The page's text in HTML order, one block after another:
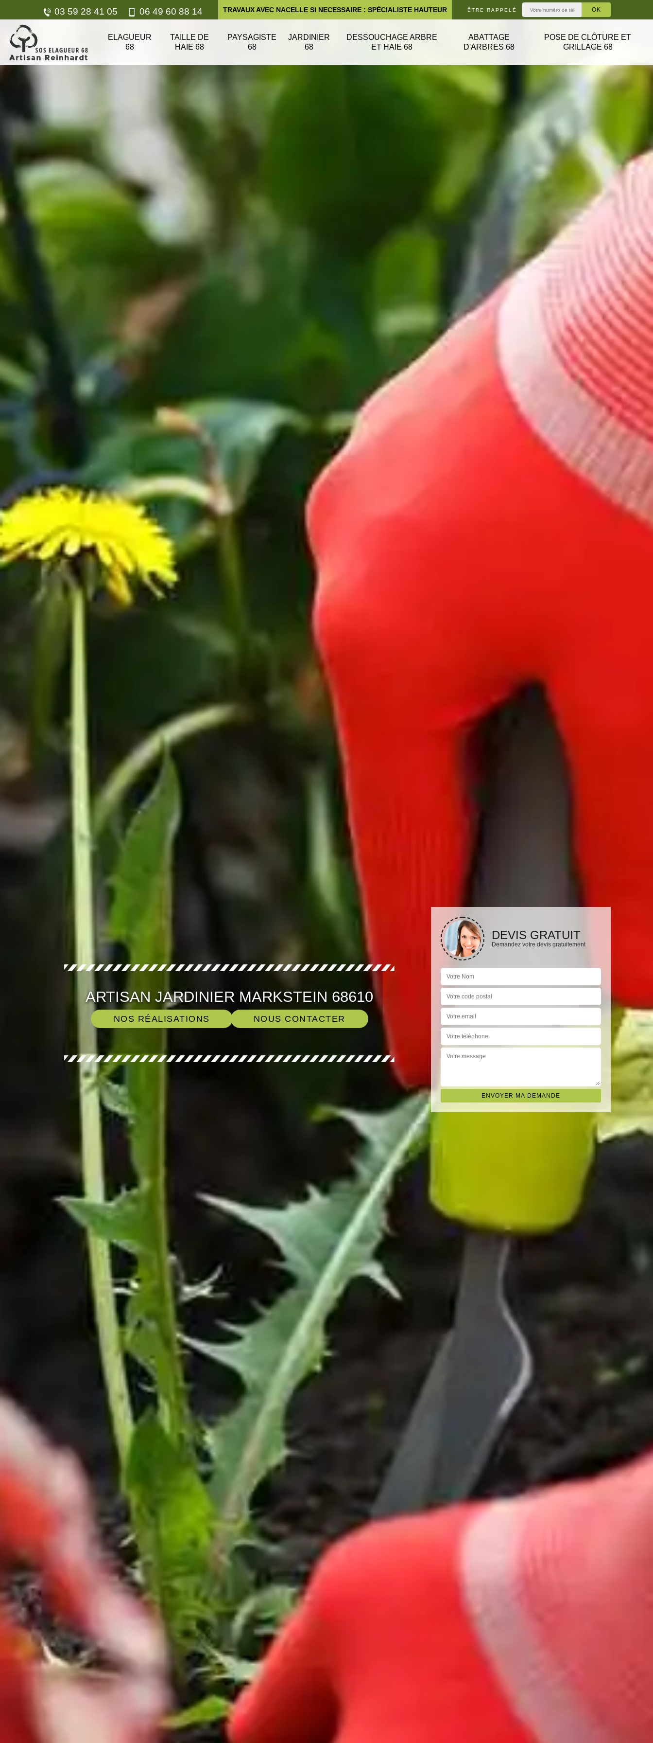
03 59 28 41 05 06 49 60 88 14 TRAVAUX AVEC NACELLE SI NECESSAIRE : SPÉCIALISTE HAUTEUR ÊTRE RAPPELÉ
ELAGUEUR
68
TAILLE DE
HAIE 68
PAYSAGISTE
68
JARDINIER
68
DESSOUCHAGE ARBRE
ET HAIE 68
ABATTAGE
D'ARBRES 68
POSE DE CLÔTURE ET
GRILLAGE 68
ARTISAN JARDINIER MARKSTEIN 68610
NOS RÉALISATIONS NOUS CONTACTER
DEVIS GRATUIT
Demandez votre devis gratuitement